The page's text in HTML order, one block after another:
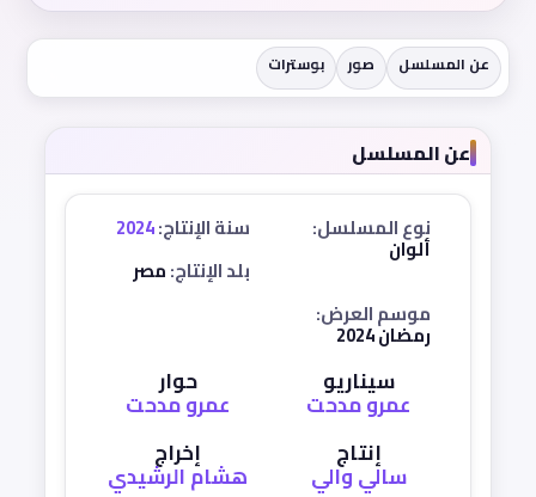
عن المسلسل صور بوسترات
عن المسلسل
نوع المسلسل:
ألوان
سنة الإنتاج:2024
بلد الإنتاج:مصر
موسم العرض:
رمضان 2024
سيناريو
عمرو مدحت
حوار
عمرو مدحت
إنتاج
سالي والي
إخراج
هشام الرشيدي